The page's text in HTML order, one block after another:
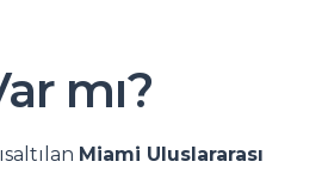
mı?
Miami Uluslararası